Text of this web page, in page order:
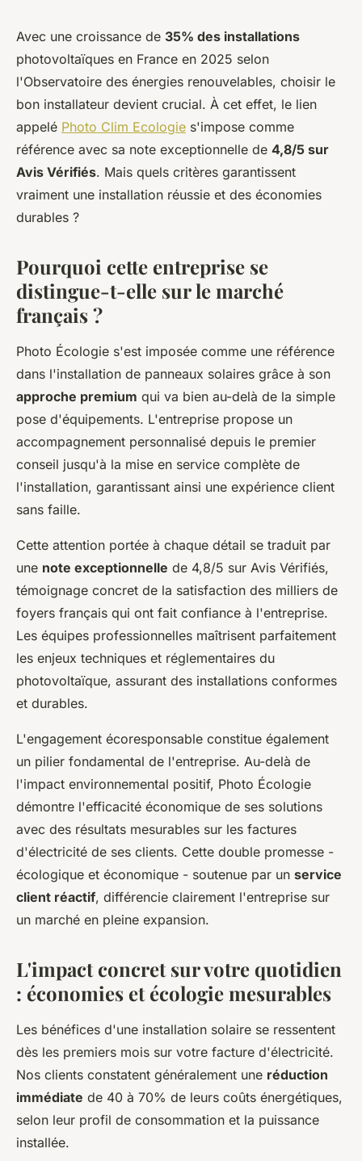
Photo Écologie : la satisfaction
client au cœur de l'écologie
Jeanne•3 novembre 2025 •4 min de lecture
Avec une croissance de 35% des installations
photovoltaïques en France en 2025 selon
l'Observatoire des énergies renouvelables, choisir le
bon installateur devient crucial. À cet effet, le lien
appelé Photo Clim Ecologie s'impose comme
référence avec sa note exceptionnelle de 4,8/5 sur
Avis Vérifiés. Mais quels critères garantissent
vraiment une installation réussie et des économies
durables ?
Pourquoi cette entreprise se
distingue-t-elle sur le marché
français ?
Photo Écologie s'est imposée comme une référence
dans l'installation de panneaux solaires grâce à son
approche premium qui va bien au-delà de la simple
pose d'équipements. L'entreprise propose un
accompagnement personnalisé depuis le premier
conseil jusqu'à la mise en service complète de
l'installation, garantissant ainsi une expérience client
sans faille.
Cette attention portée à chaque détail se traduit par
une note exceptionnelle de 4,8/5 sur Avis Vérifiés,
témoignage concret de la satisfaction des milliers de
foyers français qui ont fait confiance à l'entreprise.
Les équipes professionnelles maîtrisent parfaitement
les enjeux techniques et réglementaires du
photovoltaïque, assurant des installations conformes
et durables.
L'engagement écoresponsable constitue également
un pilier fondamental de l'entreprise. Au-delà de
l'impact environnemental positif, Photo Écologie
démontre l'efficacité économique de ses solutions
avec des résultats mesurables sur les factures
d'électricité de ses clients. Cette double promesse -
écologique et économique - soutenue par un service
client réactif, différencie clairement l'entreprise sur
un marché en pleine expansion.
L'impact concret sur votre quotidien
: économies et écologie mesurables
Les bénéfices d'une installation solaire se ressentent
dès les premiers mois sur votre facture d'électricité.
Nos clients constatent généralement une réduction
immédiate de 40 à 70% de leurs coûts énergétiques,
selon leur profil de consommation et la puissance
installée.